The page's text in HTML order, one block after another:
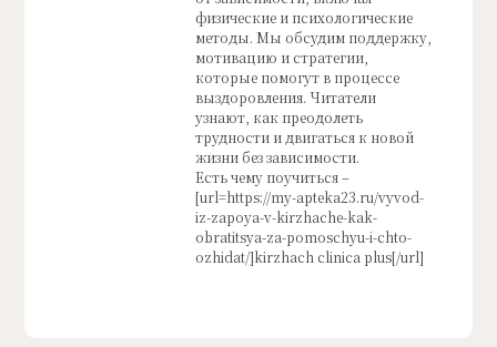
физические и психологические
методы. Мы обсудим поддержку,
мотивацию и стратегии,
которые помогут в процессе
выздоровления. Читатели
узнают, как преодолеть
трудности и двигаться к новой
жизни без зависимости.
Есть чему поучиться –
[url=https://my-apteka23.ru/vyvod-
iz-zapoya-v-kirzhache-kak-
obratitsya-za-pomoschyu-i-chto-
ozhidat/]kirzhach clinica plus[/url]